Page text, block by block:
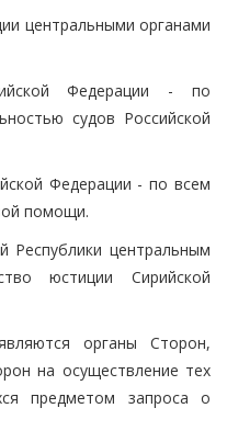
центральными органами
Федерации - по
судов Российской
Федерации - по всем
помощи.
Республики центральным
юстиции Сирийской
органы Сторон,
на осуществление тех
предметом запроса о